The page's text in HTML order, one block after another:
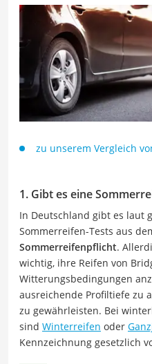
zu unserem Vergleich
1. Gibt es eine
In Deutschland gibt es laut
Sommerreifen-Tests aus
Sommerreifenpflicht.
wichtig, ihre Reifen von
Witterungsbedingungen
ausreichende Profiltiefe zu
zu gewährleisten. Bei
sind Winterreifen oder
Kennzeichnung gesetzlich